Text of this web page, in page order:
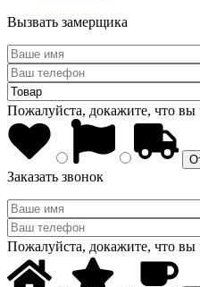
Вызвать замерщика
Пожалуйста, докажите, что вы
Заказать звонок
Пожалуйста, докажите, что вы